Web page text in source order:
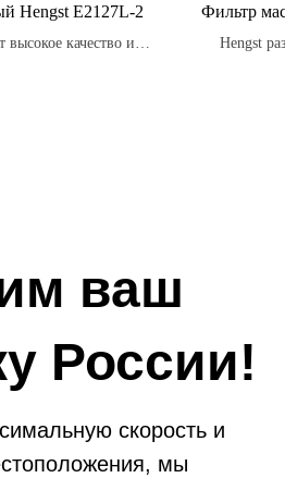
Hengst E2127L-2
высокое качество и
Фильтр
Hengst
ваш
России!
скорость и
мы